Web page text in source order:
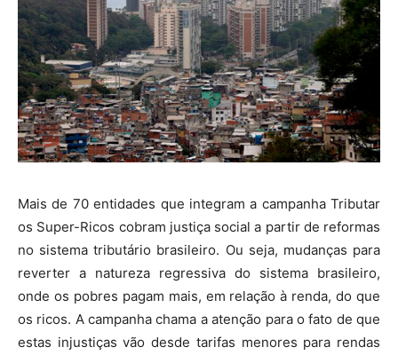
Mais de 70 entidades que integram a campanha Tributar
os Super-Ricos cobram justiça social a partir de reformas
no sistema tributário brasileiro. Ou seja, mudanças para
reverter a natureza regressiva do sistema brasileiro,
onde os pobres pagam mais, em relação à renda, do que
os ricos. A campanha chama a atenção para o fato de que
estas injustiças vão desde tarifas menores para rendas